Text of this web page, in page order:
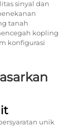
sinyal dan
tanah
kopling
konfigurasi
unik